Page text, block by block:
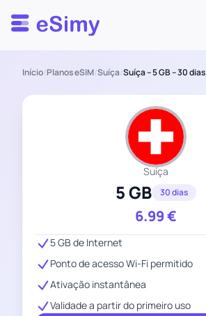
Esimy
Início/Planos eSIM/Suíça/Suíça – 5 GB – 30 dias
Suíça
5 GB 30 dias
6.99€
5 GB de Internet
Ponto de acesso Wi-Fi permitido
Ativação instantânea
Validade a partir do primeiro uso